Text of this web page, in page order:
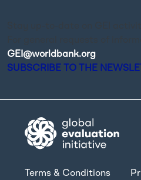
GEI@worldbank.org
SUBSCRIBE TO THE
Terms & Conditions